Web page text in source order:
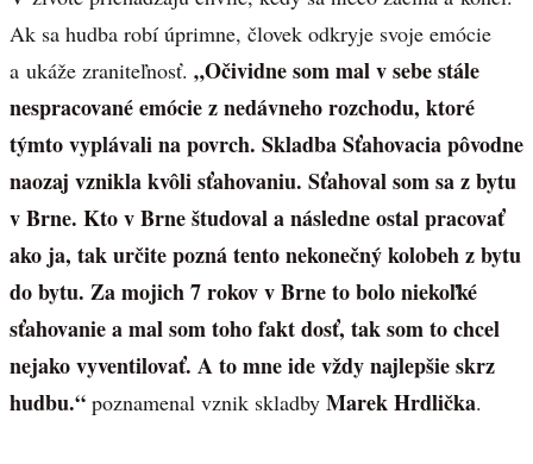
Ak sa hudba robí úprimne, človek odkryje svoje emócie
a ukáže zraniteľnosť. „Očividne som mal v sebe stále
nespracované emócie z nedávneho rozchodu, ktoré
týmto vyplávali na povrch. Skladba Sťahovacia pôvodne
naozaj vznikla kvôli sťahovaniu. Sťahoval som sa z bytu
v Brne. Kto v Brne študoval a následne ostal pracovať
ako ja, tak určite pozná tento nekonečný kolobeh z bytu
do bytu. Za mojich 7 rokov v Brne to bolo niekoľké
sťahovanie a mal som toho fakt dosť, tak som to chcel
nejako vyventilovať. A to mne ide vždy najlepšie skrz
hudbu.“ poznamenal vznik skladby Marek Hrdlička.